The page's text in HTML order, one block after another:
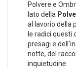
Polvere e
lato della
al lavorio della
le radici questi
presagi e
notte, del
inquietudine.